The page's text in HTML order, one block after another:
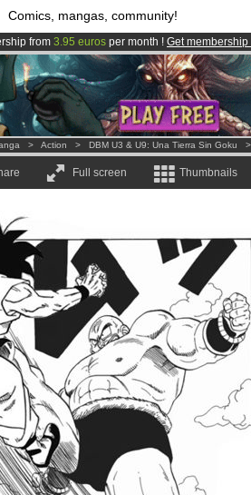
Comics, mangas, community!
from 3.95 euros per month ! Get membership
is now LIVE!.
membersand 1000 comics & mangas!.
> Action > DBM U3 & U9: Una Tierra Sin Goku
Full screen Thumbnails